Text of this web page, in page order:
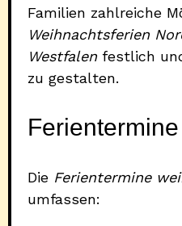
Familien zahlreiche
Weihnachtsferien
Westfalenfestlich
zu gestalten.
Ferientermine
Die Ferientermine
umfassen: